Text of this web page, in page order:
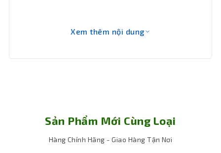
Xem thêm nội dung
Sản Phẩm Mới Cùng Loại
Hàng Chính Hãng - Giao Hàng Tận Nơi